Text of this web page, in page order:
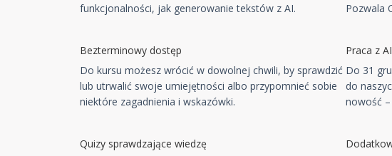
funkcjonalności, jak generowanie tekstów z AI.
Pozwala
Bezterminowy dostęp
Do kursu możesz wrócić w dowolnej chwili, by sprawdzić
lub utrwalić swoje umiejętności albo przypomnieć sobie
niektóre zagadnienia i wskazówki.
Praca z
Do 31
do
nowość –
Quizy sprawdzające wiedzę